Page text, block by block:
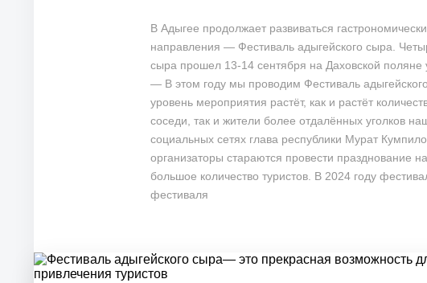
В Адыгее продолжает развиваться
направления — Фестиваль адыгейского сыра.
сыра прошел 13-14 сентября на Даховской поляне
— В этом году мы проводим Фестиваль
уровень мероприятия растёт, как и растёт
соседи, так и жители более отдалённых уголков
социальных сетях глава республики Мурат
организаторы стараются провести празднование
большое количество туристов. В 2024 году
фестиваля